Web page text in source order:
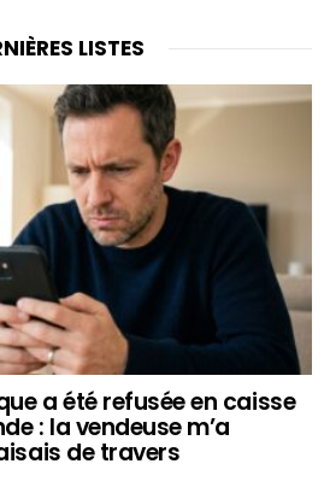
LISTES
a été refusée en caisse
: la vendeuse m’a
de travers